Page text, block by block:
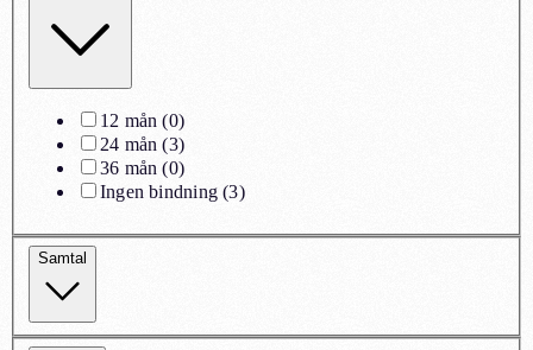
12 mån (0)
24 mån (3)
36 mån (0)
Ingen bindning (3)
Samtal